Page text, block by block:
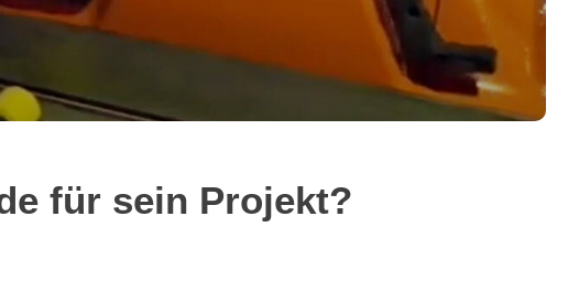
für sein Projekt?